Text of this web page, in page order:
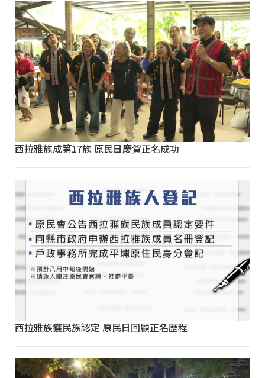
西拉雅族成第17族 原民日慶賀正名成功
西拉雅族獲民族認定 原民日回顧正名歷程